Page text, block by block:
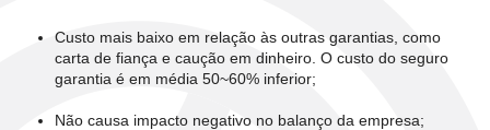
Custo mais baixo em relação às outras garantias, como
carta de fiança e caução em dinheiro. O custo do seguro
garantia é em média 50~60% inferior;
Não causa impacto negativo no balanço da empresa;